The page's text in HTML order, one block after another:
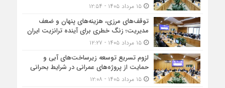
۱۵ مرداد ۱۴۰۵ - ۱۲:۵۴
توقف‌های مرزی، هزینه‌های پنهان و ضعف
مدیریت؛ زنگ خطری برای آینده ترانزیت ایران
۱۵ مرداد ۱۴۰۵ - ۱۲:۲۷
لزوم تسریع توسعه زیرساخت‌های آبی و
حمایت از پروژه‌های عمرانی در شرایط بحرانی
۱۵ مرداد ۱۴۰۵ - ۱۲:۰۸